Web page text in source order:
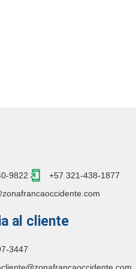
9822
+57 321-438-1877
al cliente
3447